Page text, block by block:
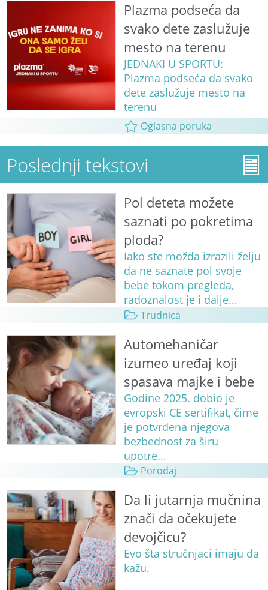
Plazma podseća da
svako dete zaslužuje
mesto na terenu
JEDNAKI U SPORTU:
Plazma podseća da svako
dete zaslužuje mesto na
terenu
Oglasna poruka
Poslednji tekstovi
Pol deteta možete
saznati po pokretima
ploda?
Iako ste možda izrazili želju
da ne saznate pol svoje
bebe tokom pregleda,
radoznalost je i dalje...
Trudnica
Automehaničar
izumeo uređaj koji
spasava majke i bebe
Godine 2025. dobio je
evropski CE sertifikat, čime
je potvrđena njegova
bezbednost za širu
upotre...
Porođaj
Da li jutarnja mučnina
znači da očekujete
devojčicu?
Evo šta stručnjaci imaju da
kažu.